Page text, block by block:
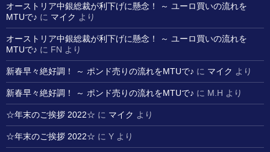
オーストリア中銀総裁が利下げに懸念！ ～ ユーロ買いの流れを
MTUで♪ に マイク より
オーストリア中銀総裁が利下げに懸念！ ～ ユーロ買いの流れを
MTUで♪ に FN より
新春早々絶好調！ ～ ポンド売りの流れをMTUで♪ に マイク より
新春早々絶好調！ ～ ポンド売りの流れをMTUで♪ に M.H より
☆年末のご挨拶 2022☆ に マイク より
☆年末のご挨拶 2022☆ に Y より